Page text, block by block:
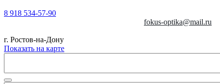
8 918 534-57-90
fokus-optika@mail.ru
г. Ростов-на-Дону
Показать на карте